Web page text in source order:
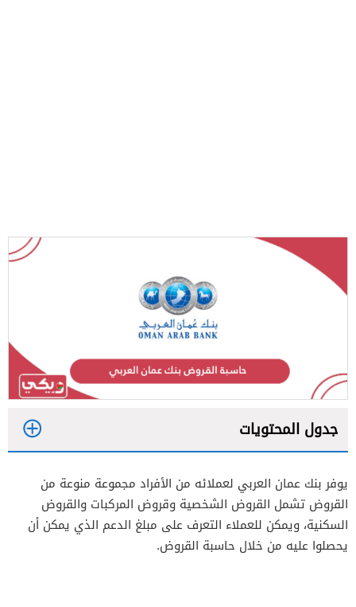
جدول المحتويات
2
يوفر بنك عمان العربي لعملائه من الأفراد مجموعة منوعة من
القروض تشمل القروض الشخصية وقروض المركبات والقروض
السكنية، ويمكن للعملاء التعرف على مبلغ الدعم الذي يمكن أن
يحصلوا عليه من خلال حاسبة القروض.